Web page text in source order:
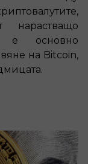
нарастващо
е основно
на Bitcoin,